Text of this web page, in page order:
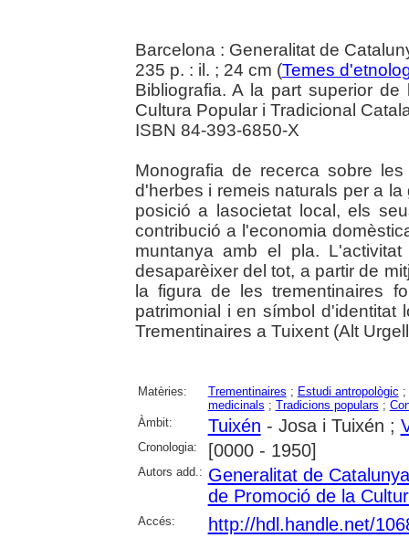
Barcelona : Generalitat de
235 p. : il. ; 24 cm (Temes
Bibliografia. A la part superior
Cultura Popular i Tradicional
ISBN 84-393-6850-X
Monografia de recerca sobre
d'herbes i remeis naturals per a
posició a lasocietat local, els
contribució a l'economia
muntanya amb el pla.
desaparèixer del tot, a partir de
la figura de les trementinaires
patrimonial i en símbol
Trementinaires a Tuixent (Alt
Matèries: Trementinaires ; Estudi antropològic ;
medicinals ; Tradicions populars ;
Àmbit:
Tuixén - Josa i Tuixén ;
Cronologia: [0000 - 1950]
Autors add.: Generalitat de Catalunya
de Promoció de la
Accés: http://hdl.handle.net/